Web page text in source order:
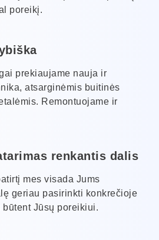
poreikį.
prekiaujame nauja ir
atsarginėmis buitinės
Remontuojame ir
renkantis dalis
mes visada Jums
geriau pasirinkti konkrečioje
Jūsų poreikiui.